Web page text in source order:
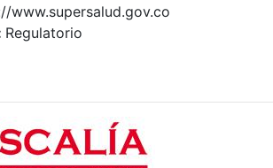
www.supersalud.gov.co
Regulatorio